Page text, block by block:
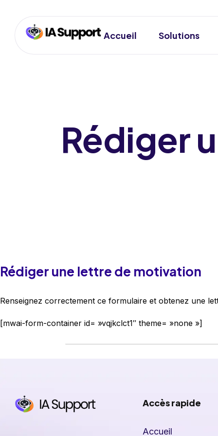
Accueil Solutions
Rédiger
Rédiger une lettre de motivation
Renseignez correctement ce formulaire et obtenez une
[mwai-form-container id= »vqjkclct1″ theme= »none »]
Accès rapide
Accueil